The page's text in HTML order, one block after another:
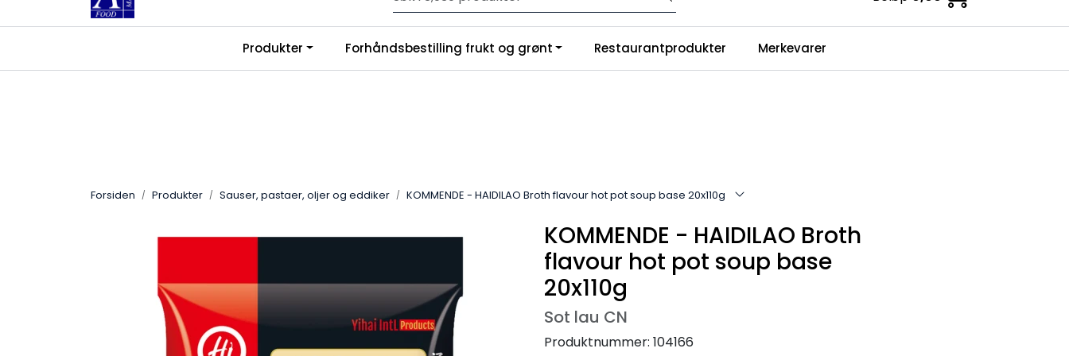
Skip to main content Velkommen til vår nye nettbutikk! Trykk her for å lese mer
Ledige stillinger | Franchise | Om oss Infosenter
Produkter Forhåndsbestilling frukt og grønt Restaurantprodukter Merkevarer
Forsiden Produkter Sauser, pastaer, oljer og eddiker KOMMENDE - HAIDILAO Broth flavour hot pot soup base 20x110g
KOMMENDE - HAIDILAO Broth
flavour hot pot soup base
20x110g
Sot lau CN
Produktnummer: 104166